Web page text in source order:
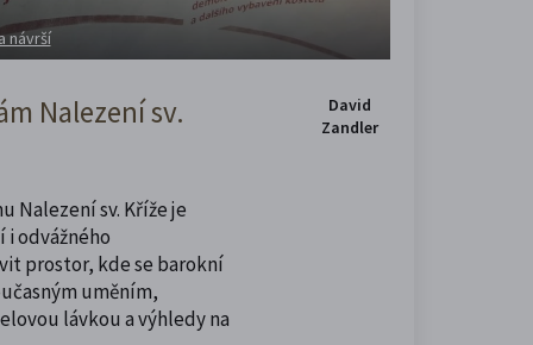
návrší
Nalezení sv.
Nalezení sv. Kříže je
odvážného
prostor, kde se barokní
uměním,
lávkou a výhledy na
David
Zandler